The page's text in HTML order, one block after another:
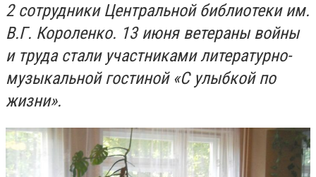
2 сотрудники Центральной библиотеки им.
В.Г. Короленко. 13 июня ветераны войны
и труда стали участниками литературно-
музыкальной гостиной «С улыбкой по
жизни».